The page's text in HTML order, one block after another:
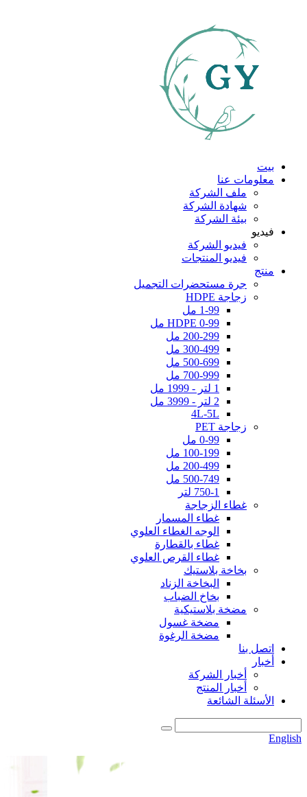
بيت
معلومات عنا
ملف الشركة
شهادة الشركة
بيئة الشركة
فيديو
فيديو الشركة
فيديو المنتجات
منتج
جرة مستحضرات التجميل
زجاجة HDPE
1-99 مل
HDPE 0-99 مل
200-299 مل
300-499 مل
500-699 مل
700-999 مل
1 لتر - 1999 مل
2 لتر - 3999 مل
4L-5L
زجاجة PET
0-99 مل
100-199 مل
200-499 مل
500-749 مل
750-1 لتر
غطاء الزجاجة
غطاء المسمار
الوجه الغطاء العلوي
غطاء بالقطارة
غطاء القرص العلوي
بخاخة بلاستيك
البخاخة الزناد
بخاخ الضباب
مضخة بلاستيكية
مضخة غسول
مضخة الرغوة
اتصل بنا
أخبار
أخبار الشركة
أخبار المنتج
الأسئلة الشائعة
English